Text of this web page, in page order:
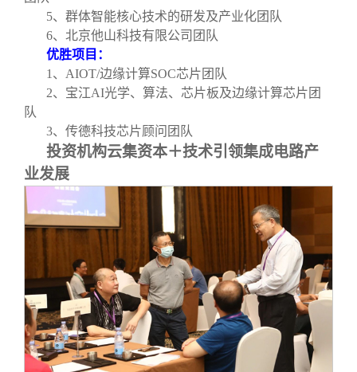
5、群体智能核心技术的研发及产业化团队
6、北京他山科技有限公司团队
优胜项目：
1 、AIOT/边缘计算SOC芯片团队
2、宝江AI光学、算法、芯片板及边缘计算芯片团
队
3、传德科技芯片顾问团队
投资机构云集资本＋技术引领集成电路产
业发展